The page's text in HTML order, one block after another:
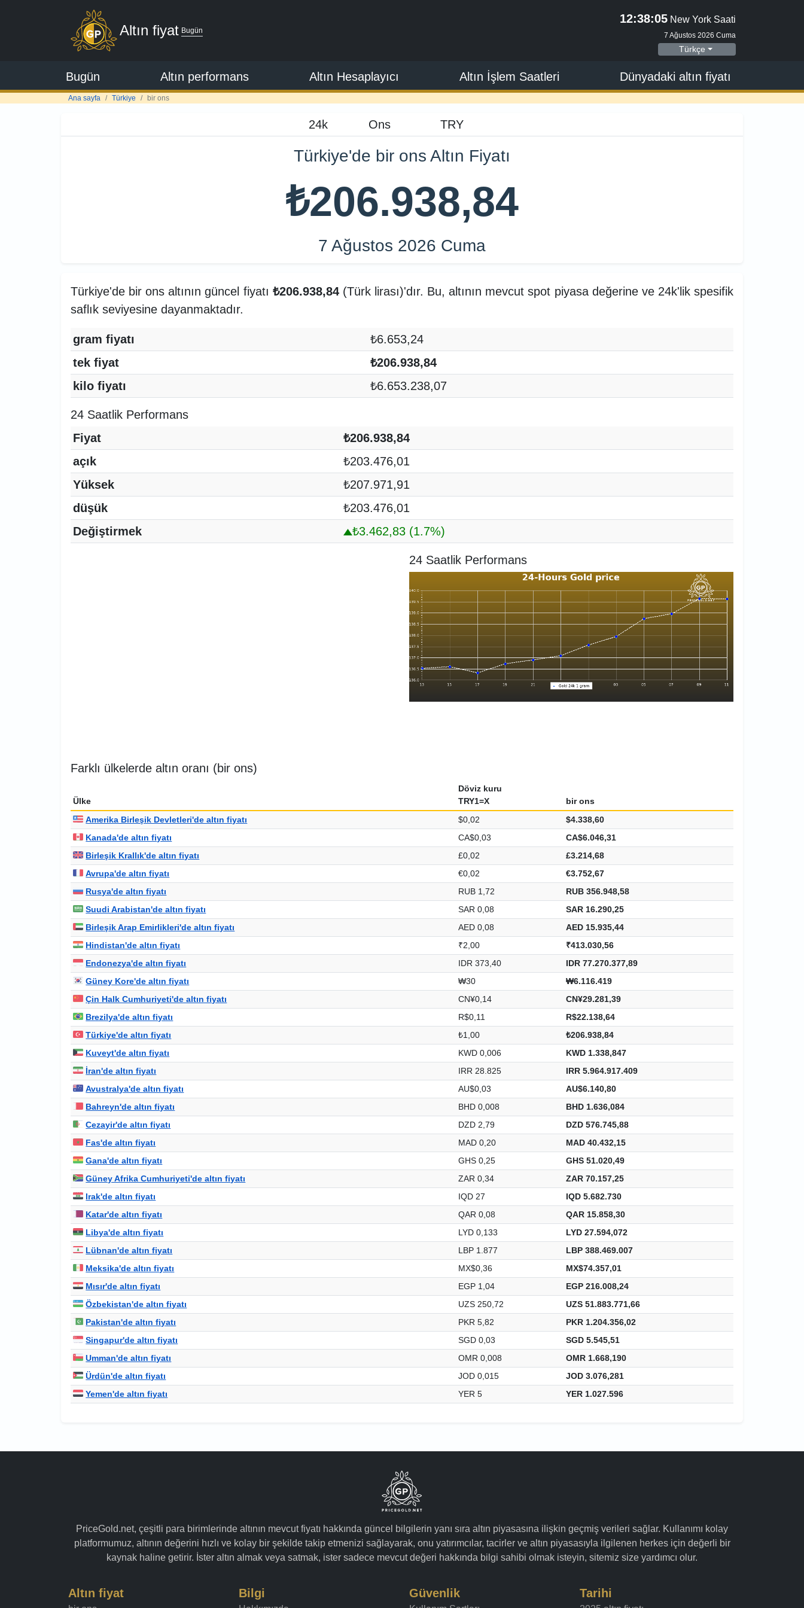
Altın fiyat Bugün
12:38:05 New York Saati
7 Ağustos 2026 Cuma
Türkçe
Bugün Altın performans Altın Hesaplayıcı Altın İşlem Saatleri Dünyadaki altın fiyatı
Ana sayfa Türkiye bir ons
Türkiye'de bir ons Altın Fiyatı
₺206.938,84
7 Ağustos 2026 Cuma
Türkiye'de bir ons altının güncel fiyatı ₺206.938,84(Türk lirası)'dır. Bu, altının mevcut spot piyasa değerine ve 24k'lik spesifik
saflık seviyesine dayanmaktadır.
gram fiyatı
₺6.653,24
tek fiyat
₺206.938,84
kilo fiyatı
₺6.653.238,07
24 Saatlik Performans
Fiyat
₺206.938,84
açık
₺203.476,01
Yüksek
₺207.971,91
düşük
₺203.476,01
Değiştirmek
₺3.462,83 (1.7%)
24 Saatlik Performans
Farklı ülkelerde altın oranı (bir ons)
Ülke
Döviz kuru
TRY1=X
bir ons
Amerika Birleşik Devletleri'de altın fiyatı
$0,02
$4.338,60
Kanada'de altın fiyatı
CA$0,03
CA$6.046,31
Birleşik Krallık'de altın fiyatı
£0,02
£3.214,68
Avrupa'de altın fiyatı
€0,02
€3.752,67
Rusya'de altın fiyatı
RUB 1,72
RUB 356.948,58
Suudi Arabistan'de altın fiyatı
SAR 0,08
SAR 16.290,25
Birleşik Arap Emirlikleri'de altın fiyatı
AED 0,08
AED 15.935,44
Hindistan'de altın fiyatı
₹2,00
₹413.030,56
Endonezya'de altın fiyatı
IDR 373,40
IDR 77.270.377,89
Güney Kore'de altın fiyatı
₩30
₩6.116.419
Çin Halk Cumhuriyeti'de altın fiyatı
CN¥0,14
CN¥29.281,39
Brezilya'de altın fiyatı
R$0,11
R$22.138,64
Türkiye'de altın fiyatı
₺1,00
₺206.938,84
Kuveyt'de altın fiyatı
KWD 0,006
KWD 1.338,847
İran'de altın fiyatı
IRR 28.825
IRR 5.964.917.409
Avustralya'de altın fiyatı
AU$0,03
AU$6.140,80
Bahreyn'de altın fiyatı
BHD 0,008
BHD 1.636,084
Cezayir'de altın fiyatı
DZD 2,79
DZD 576.745,88
Fas'de altın fiyatı
MAD 0,20
MAD 40.432,15
Gana'de altın fiyatı
GHS 0,25
GHS 51.020,49
Güney Afrika Cumhuriyeti'de altın fiyatı
ZAR 0,34
ZAR 70.157,25
Irak'de altın fiyatı
IQD 27
IQD 5.682.730
Katar'de altın fiyatı
QAR 0,08
QAR 15.858,30
Libya'de altın fiyatı
LYD 0,133
LYD 27.594,072
Lübnan'de altın fiyatı
LBP 1.877
LBP 388.469.007
Meksika'de altın fiyatı
MX$0,36
MX$74.357,01
Mısır'de altın fiyatı
EGP 1,04
EGP 216.008,24
Özbekistan'de altın fiyatı
UZS 250,72
UZS 51.883.771,66
Pakistan'de altın fiyatı
PKR 5,82
PKR 1.204.356,02
Singapur'de altın fiyatı
SGD 0,03
SGD 5.545,51
Umman'de altın fiyatı
OMR 0,008
OMR 1.668,190
Ürdün'de altın fiyatı
JOD 0,015
JOD 3.076,281
Yemen'de altın fiyatı
YER 5 YER 1.027.596
PriceGold.net, çeşitli para birimlerinde altının mevcut fiyatı hakkında güncel bilgilerin yanı sıra altın piyasasına ilişkin geçmiş verileri sağlar. Kullanımı kolay
platformumuz, altının değerini hızlı ve kolay bir şekilde takip etmenizi sağlayarak, onu yatırımcılar, tacirler ve altın piyasasıyla ilgilenen herkes için değerli bir
kaynak haline getirir. İster altın almak veya satmak, ister sadece mevcut değeri hakkında bilgi sahibi olmak isteyin, sitemiz size yardımcı olur.
Altın fiyat Bilgi Güvenlik Tarihi